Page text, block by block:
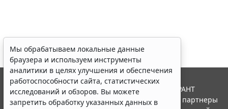
Мы обрабатываем локальные данные
браузера и используем инструменты
аналитики в целях улучшения и обеспечения
работоспособности сайта, статистических
исследований и обзоров. Вы можете
запретить обработку указанных данных в
© ООО "НПП "ГАРАНТ-СЕРВИС", 2026. Система ГАРАНТ
выпускается с 1990 года. Компания "Гарант" и ее партнеры